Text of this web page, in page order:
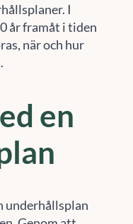
I
år framåt i tiden
när och hur
en
underhållsplan